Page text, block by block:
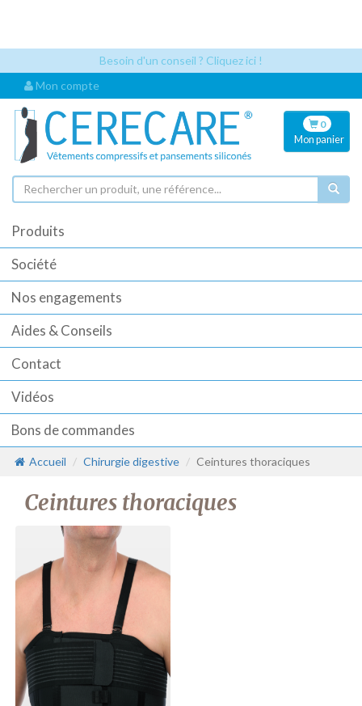
Besoin d'un conseil ? Cliquez ici !
Mon compte
0
Mon panier
Produits
Société
Nos engagements
Aides & Conseils
Contact
Vidéos
Bons de commandes
Accueil Chirurgie digestive Ceintures thoraciques
Ceintures thoraciques